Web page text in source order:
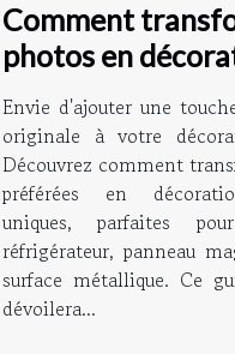
Comment
photos en
magnétiques ?
Envie d'ajouter une
originale à votre
Découvrez comment
préférées en
uniques, parfaites
réfrigérateur, panneau
surface métallique. Ce
dévoilera...